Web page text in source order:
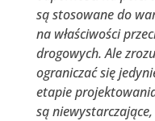
są stosowane do
na właściwości
drogowych. Ale
ograniczać się
etapie
są